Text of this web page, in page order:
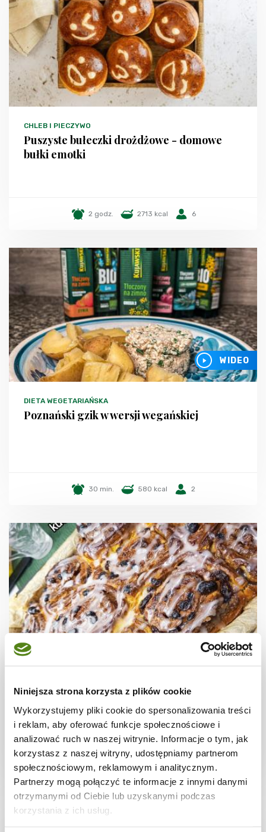
Niniejsza strona korzysta z plików cookie
Wykorzystujemy pliki cookie do spersonalizowania treści
i reklam, aby oferować funkcje społecznościowe i
analizować ruch w naszej witrynie. Informacje o tym, jak
korzystasz z naszej witryny, udostępniamy partnerom
społecznościowym, reklamowym i analitycznym.
Partnerzy mogą połączyć te informacje z innymi danymi
otrzymanymi od Ciebie lub uzyskanymi podczas
korzystania z ich usług.
CHLEB I PIECZYWO
Puszyste bułeczki drożdżowe - domowe
bułki emotki
2 godz. 2713 kcal 6
WIDEO
DIETA WEGETARIAŃSKA
Poznański gzik w wersji wegańskiej
30 min. 580 kcal 2
Odrywane bułki cynamonki drożdżowe z
rodzynkami i lukrem
3 godz. 20462 kcal 12